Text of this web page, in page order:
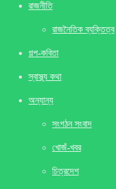
রাজনীতি
রাজনৈতিক ব্যক্তিত্ব
গল্প-কবিতা
স্বাস্থ্য কথা
অন্যান্য
সংগঠন সংবাদ
খােজঁ-খবর
চিত্রদেশ